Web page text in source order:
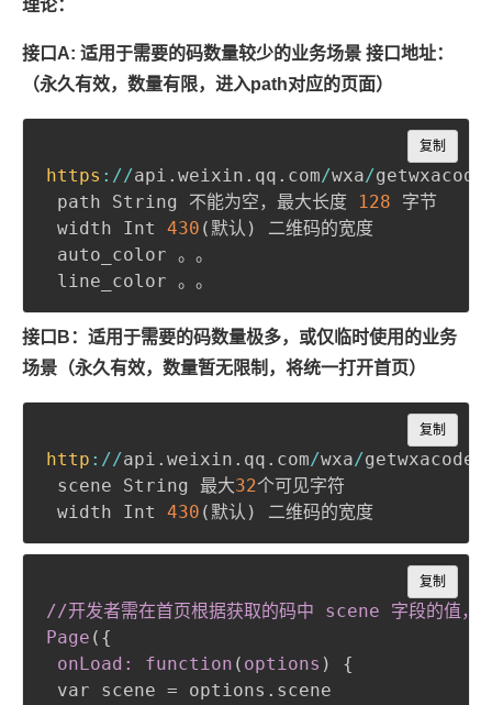
理论：
接口A: 适用于需要的码数量较少的业务场景 接口地址：
（永久有效，数量有限，进入path对应的页面）
https : //api . weixin . qq . com/wxa/getwxacode
path String 不能为空，最大长度
128 字节
width Int 430 ( 默认 )
二维码的宽度
auto_color 。。
复制
Copy
接口B：适用于需要的码数量极多，或仅临时使用的业务
场景（永久有效，数量暂无限制，将统一打开首页）
http : //api . weixin . qq . com/wxa/
scene String 最大32个可见字符
width Int 430 ( 默认 )
复制
Copy
//开发者需在首页根据获取的码中 scene 字段的值，
Page ( {
onLoad: function ( options )
{
var scene = options.scene
复制
Copy